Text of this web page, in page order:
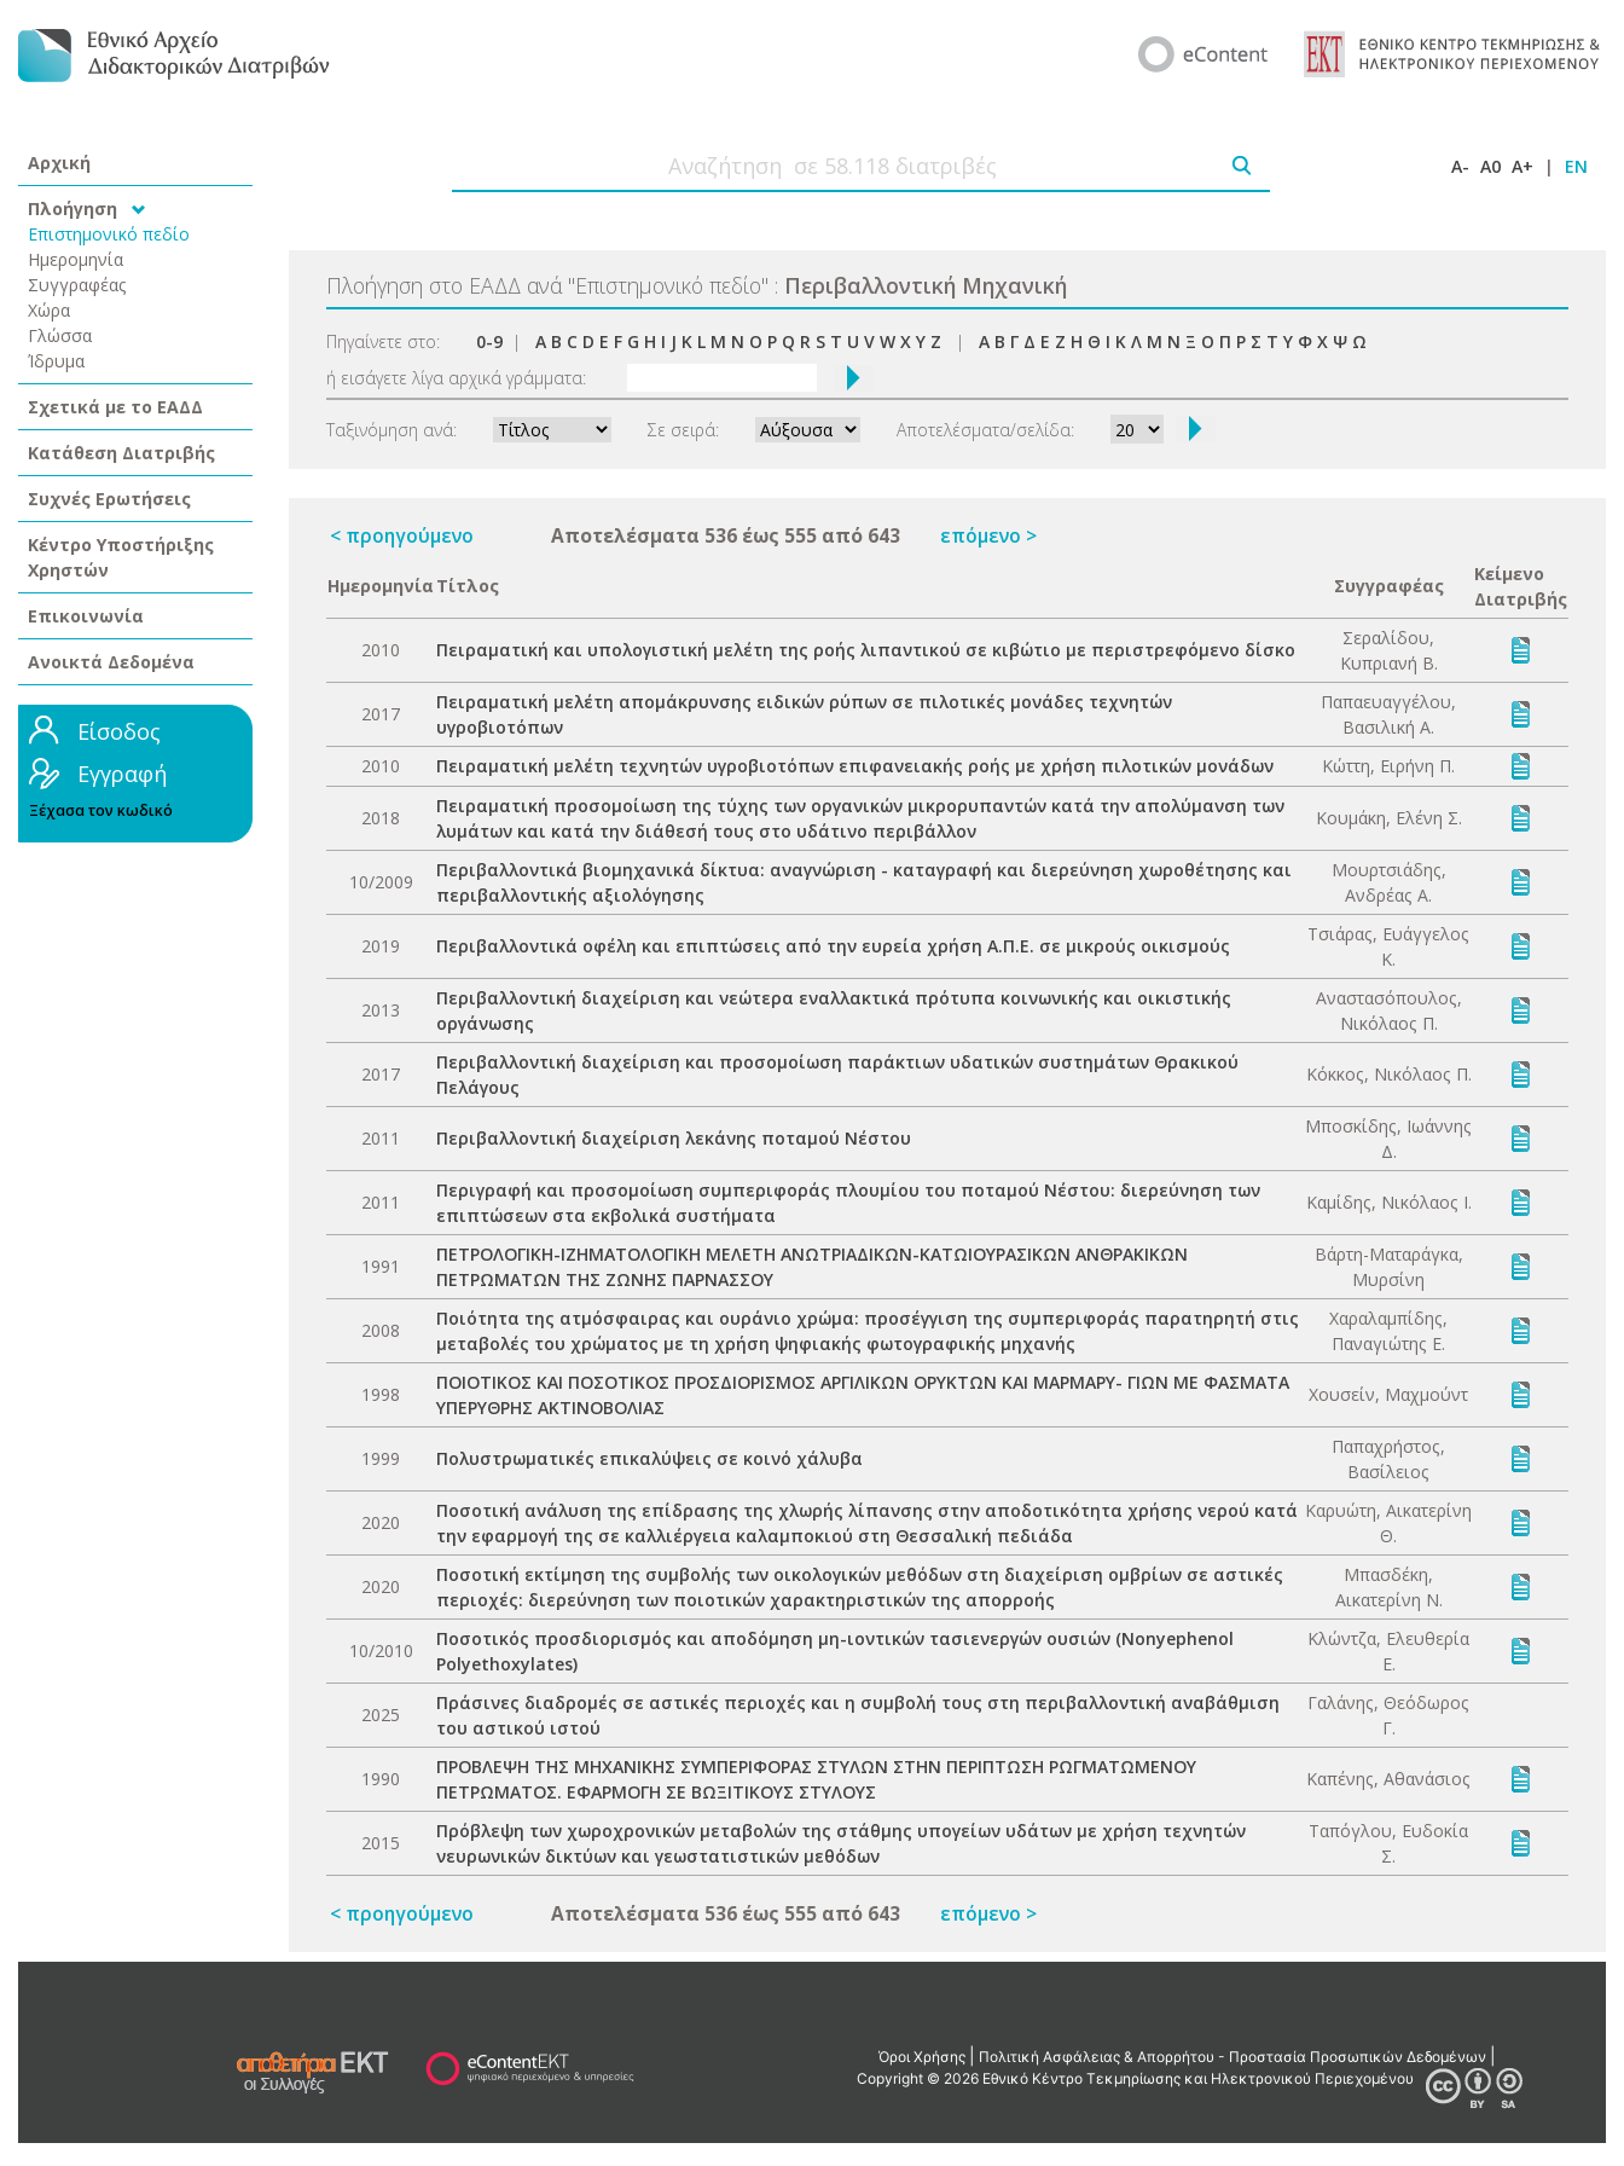
Αρχική
Πλοήγηση
Επιστημονικό πεδίο
Ημερομηνία
Συγγραφέας
Χώρα
Γλώσσα
Ίδρυμα
Σχετικά με το ΕΑΔΔ
Κατάθεση Διατριβής
Συχνές Ερωτήσεις
Κέντρο Υποστήριξης
Χρηστών
Επικοινωνία
Ανοικτά Δεδομένα
Είσοδος
Εγγραφή
Ξέχασα τον κωδικό
A- A0 A+ | EN
Πλοήγηση στο ΕΑΔΔ ανά "Επιστημονικό πεδίο" : Περιβαλλοντική Μηχανική
Πηγαίνετε στο: 0-9 | A B C D E F G H I J K L M N O P Q R S T U V W X Y Z | Α Β Γ Δ Ε Ζ Η Θ Ι Κ Λ Μ Ν Ξ Ο Π Ρ Σ Τ Υ Φ Χ Ψ Ω
ή εισάγετε λίγα αρχικά γράμματα:
Ταξινόμηση ανά: Σε σειρά: Αποτελέσματα/σελίδα:
< προηγούμενο Αποτελέσματα 536 έως 555 από 643 επόμενο >
Ημερομηνία Τίτλος Συγγραφέας
Κείμενο
Διατριβής
2010 Πειραματική και υπολογιστική μελέτη της ροής λιπαντικού σε κιβώτιο με περιστρεφόμενο δίσκο
Σεραλίδου,
Κυπριανή Β.
2017
Πειραματική μελέτη απομάκρυνσης ειδικών ρύπων σε πιλοτικές μονάδες τεχνητών
υγροβιοτόπων
Παπαευαγγέλου,
Βασιλική Α.
2010
Πειραματική μελέτη τεχνητών υγροβιοτόπων επιφανειακής ροής με χρήση πιλοτικών μονάδων Κώττη, Ειρήνη Π.
2018
Πειραματική προσομοίωση της τύχης των οργανικών μικρορυπαντών κατά την απολύμανση των
λυμάτων και κατά την διάθεσή τους στο υδάτινο περιβάλλον
Κουμάκη, Ελένη Σ.
10/2009
Περιβαλλοντικά βιομηχανικά δίκτυα: αναγνώριση - καταγραφή και διερεύνηση χωροθέτησης και
περιβαλλοντικής αξιολόγησης
Μουρτσιάδης,
Ανδρέας Α.
2019 Περιβαλλοντικά οφέλη και επιπτώσεις από την ευρεία χρήση Α.Π.Ε. σε μικρούς οικισμούς
Τσιάρας, Ευάγγελος
Κ.
2013
Περιβαλλοντική διαχείριση και νεώτερα εναλλακτικά πρότυπα κοινωνικής και οικιστικής
οργάνωσης
Αναστασόπουλος,
Νικόλαος Π.
2017
Περιβαλλοντική διαχείριση και προσομοίωση παράκτιων υδατικών συστημάτων Θρακικού
Πελάγους
Κόκκος, Νικόλαος Π.
2011 Περιβαλλοντική διαχείριση λεκάνης ποταμού Νέστου
Μποσκίδης, Ιωάννης
Δ.
2011
Περιγραφή και προσομοίωση συμπεριφοράς πλουμίου του ποταμού Νέστου: διερεύνηση των
επιπτώσεων στα εκβολικά συστήματα
Καμίδης, Νικόλαος Ι.
1991
ΠΕΤΡΟΛΟΓΙΚΗ-ΙΖΗΜΑΤΟΛΟΓΙΚΗ ΜΕΛΕΤΗ ΑΝΩΤΡΙΑΔΙΚΩΝ-ΚΑΤΩΙΟΥΡΑΣΙΚΩΝ ΑΝΘΡΑΚΙΚΩΝ
ΠΕΤΡΩΜΑΤΩΝ ΤΗΣ ΖΩΝΗΣ ΠΑΡΝΑΣΣΟΥ
Βάρτη-Ματαράγκα,
Μυρσίνη
2008
Ποιότητα της ατμόσφαιρας και ουράνιο χρώμα: προσέγγιση της συμπεριφοράς παρατηρητή στις
μεταβολές του χρώματος με τη χρήση ψηφιακής φωτογραφικής μηχανής
Χαραλαμπίδης,
Παναγιώτης Ε.
1998
ΠΟΙΟΤΙΚΟΣ ΚΑΙ ΠΟΣΟΤΙΚΟΣ ΠΡΟΣΔΙΟΡΙΣΜΟΣ ΑΡΓΙΛΙΚΩΝ ΟΡΥΚΤΩΝ ΚΑΙ ΜΑΡΜΑΡΥ- ΓΙΩΝ ΜΕ ΦΑΣΜΑΤΑ
ΥΠΕΡΥΘΡΗΣ ΑΚΤΙΝΟΒΟΛΙΑΣ
Χουσείν, Μαχμούντ
1999 Πολυστρωματικές επικαλύψεις σε κοινό χάλυβα
Παπαχρήστος,
Βασίλειος
2020
Ποσοτική ανάλυση της επίδρασης της χλωρής λίπανσης στην αποδοτικότητα χρήσης νερού κατά
την εφαρμογή της σε καλλιέργεια καλαμποκιού στη Θεσσαλική πεδιάδα
Καρυώτη, Αικατερίνη
Θ.
2020
Ποσοτική εκτίμηση της συμβολής των οικολογικών μεθόδων στη διαχείριση ομβρίων σε αστικές
περιοχές: διερεύνηση των ποιοτικών χαρακτηριστικών της απορροής
Μπασδέκη,
Αικατερίνη Ν.
10/2010
Ποσοτικός προσδιορισμός και αποδόμηση μη-ιοντικών τασιενεργών ουσιών (Nonyephenol
Polyethoxylates)
Κλώντζα, Ελευθερία
Ε.
2025
Πράσινες διαδρομές σε αστικές περιοχές και η συμβολή τους στη περιβαλλοντική αναβάθμιση
του αστικού ιστού
Γαλάνης, Θεόδωρος
Γ.
1990
ΠΡΟΒΛΕΨΗ ΤΗΣ ΜΗΧΑΝΙΚΗΣ ΣΥΜΠΕΡΙΦΟΡΑΣ ΣΤΥΛΩΝ ΣΤΗΝ ΠΕΡΙΠΤΩΣΗ ΡΩΓΜΑΤΩΜΕΝΟΥ
ΠΕΤΡΩΜΑΤΟΣ. ΕΦΑΡΜΟΓΗ ΣΕ ΒΩΞΙΤΙΚΟΥΣ ΣΤΥΛΟΥΣ
Καπένης, Αθανάσιος
2015
Πρόβλεψη των χωροχρονικών μεταβολών της στάθμης υπογείων υδάτων με χρήση τεχνητών
νευρωνικών δικτύων και γεωστατιστικών μεθόδων
Ταπόγλου, Ευδοκία
Σ.
< προηγούμενο Αποτελέσματα 536 έως 555 από 643 επόμενο >